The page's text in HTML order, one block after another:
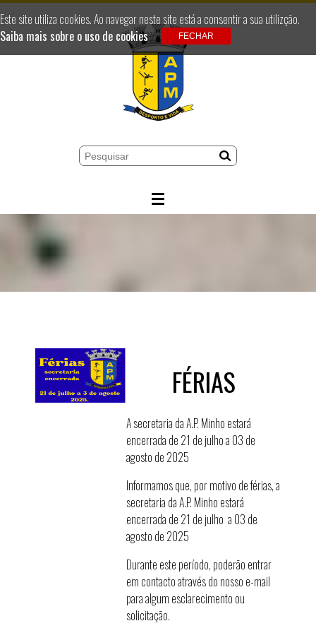
FÉRIAS
A secretaria da A.P. Minho estará
encerrada de 21 de julho a 03 de
agosto de 2025
Informamos que, por motivo de férias, a
secretaria da A.P. Minho estará
encerrada de 21 de julho a 03 de
agosto de 2025
Durante este período, poderão entrar
em contacto através do nosso e-mail
para algum esclarecimento ou
solicitação.
Este site utiliza cookies. Ao navegar neste site está a consentir a sua utilizção.
Saiba mais sobre o uso de cookies